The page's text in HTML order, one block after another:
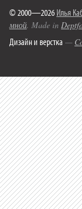
© 2000—2026 Илья
мной. Made in
Дизайн и верстка —